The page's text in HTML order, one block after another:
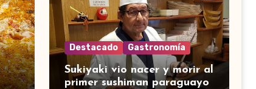
Destacado Gastronomía
Sukiyaki vio nacer y morir al
primer sushiman paraguayo